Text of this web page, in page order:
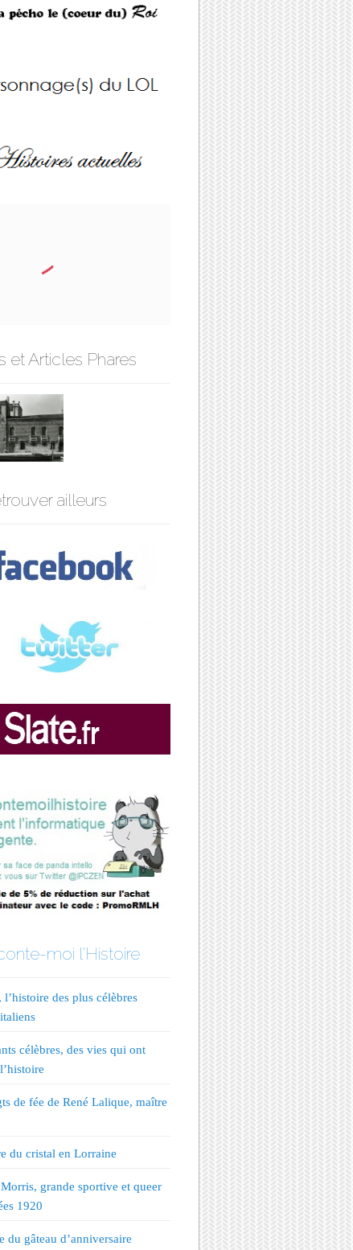
et Articles Phares
ailleurs
moi l'Histoire
l’histoire des plus célèbres
célèbres, des vies qui ont
de fée de René Lalique, maître
du cristal en Lorraine
grande sportive et queer
1920
du gâteau d’anniversaire